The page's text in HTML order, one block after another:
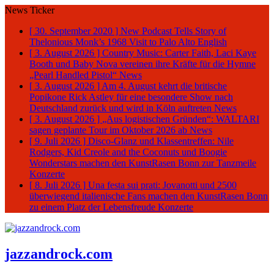
News Ticker
[ 30. September 2020 ] New Podcast Tells Story of
Thelonious Monk’s 1968 Visit to Palo Alto English
[ 3. August 2026 ] Country Music: Carter Faith, Laci Kaye
Booth und Baby Nova vereinen ihre Kräfte für die Hymne
„Pearl Handled Pistol“ News
[ 3. August 2026 ] Am 4. August kehrt die britische
Popikone Rick Astley für eine besondere Show nach
Deutschland zurück und wird in Köln auftreten News
[ 3. August 2026 ] „Aus logistischen Gründen“: WALTARI
sagen geplante Tour im Oktober 2026 ab News
[ 9. Juli 2026 ] Disco-Glanz und Klassentreffen: Nile
Rodgers, Kid Creole and the Coconuts und Boogie
Wonderstars machen den KunstRasen Bonn zur Tanzmeile
Konzerte
[ 8. Juli 2026 ] Una festa sui prati: Jovanotti und 2500
überwiegend italienische Fans machen den KunstRasen Bonn
zu einem Platz der Lebensfreude Konzerte
jazzandrock.com